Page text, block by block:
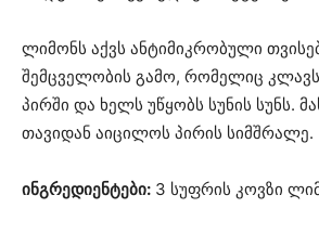
ლიმონს აქვს ანტიმიკრობული
შემცველობის გამო, რომელიც კლავს
პირში და ხელს უწყობს სუნის სუნს.
თავიდან აიცილოს პირის სიმშრალე.
ინგრედიენტები: 3 სუფრის კოვზი